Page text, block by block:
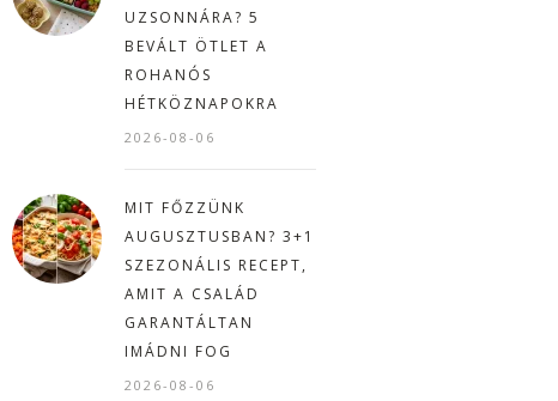
UZSONNÁRA? 5
BEVÁLT ÖTLET A
ROHANÓS
HÉTKÖZNAPOKRA
2026-08-06
MIT FŐZZÜNK
AUGUSZTUSBAN? 3+1
SZEZONÁLIS RECEPT,
AMIT A CSALÁD
GARANTÁLTAN
IMÁDNI FOG
2026-08-06